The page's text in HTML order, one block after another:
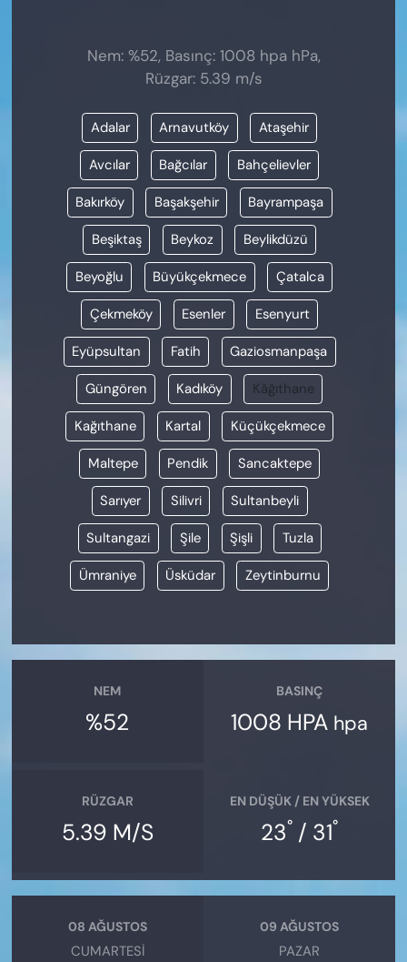
Nem: %52, Basınç: 1008 hpa hPa,
Rüzgar: 5.39 m/s
Adalar Arnavutköy Ataşehir
Avcılar Bağcılar Bahçelievler
Bakırköy Başakşehir Bayrampaşa
Beşiktaş Beykoz Beylikdüzü
Beyoğlu Büyükçekmece Çatalca
Çekmeköy Esenler Esenyurt
Eyüpsultan Fatih Gaziosmanpaşa
Güngören Kadıköy Kâğıthane
Kağıthane Kartal Küçükçekmece
Maltepe Pendik Sancaktepe
Sarıyer Silivri Sultanbeyli
Sultangazi Şile Şişli Tuzla
Ümraniye Üsküdar Zeytinburnu
NEM
%52
BASINÇ
1008 HPA hpa
RÜZGAR
5.39 M/S
EN DÜŞÜK / EN YÜKSEK
23° / 31°
08 AĞUSTOS
CUMARTESI
09 AĞUSTOS
PAZAR
ÖZEL HABER
SİYASET
VAN VE DİYARBAKIR HABERLERİ